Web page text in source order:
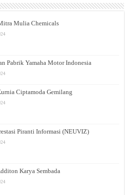
Mulia Chemicals
Pabrik Yamaha Motor Indonesia
Ciptamoda Gemilang
Piranti Informasi (NEUVIZ)
Karya Sembada